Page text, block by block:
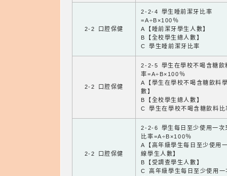
2-2 口腔保健
2-2-4 學生睡前潔牙比率
=A÷B×100％
A【睡前潔牙學生人數】
B【全校學生總人數】
C 學生睡前潔牙比率
2-2 口腔保健
2-2-5 學生在學校不喝含糖飲
率=A÷B×100％
A【學生在學校不喝含糖飲料
數】
B【全校學生總人數】
C 學生在學校不喝含糖飲料比
2-2 口腔保健
2-2-6 學生每日至少使用一次
比率=A÷B×100％
A【高年級學生每日至少使用
線學生人數】
B【受調查學生人數】
C 高年級學生每日至少使用一